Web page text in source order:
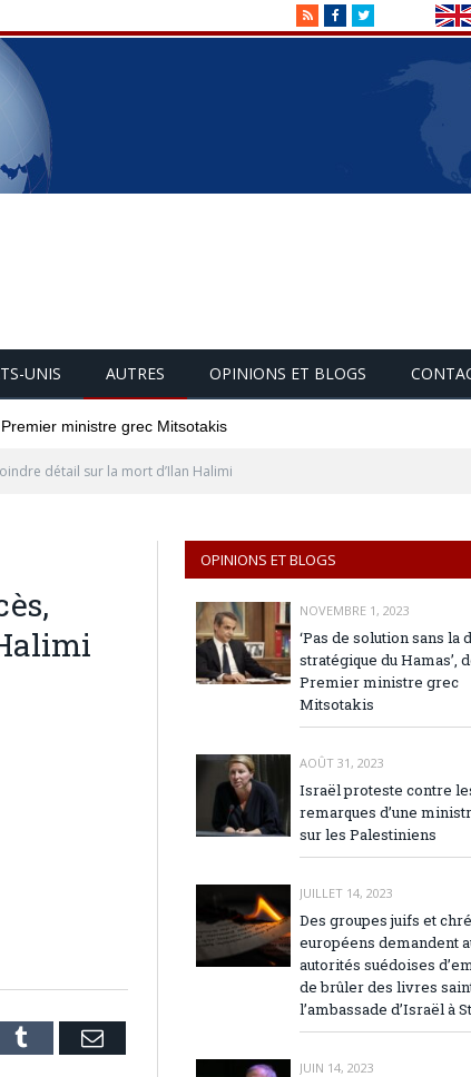
RSSFacebookTwitter
UNIS AUTRES OPINIONS ET BLOGS
ministre grec Mitsotakis
détail sur la mort d’Ilan Halimi
Tumblr Email
OPINIONS ET BLOGS
NOVEMBRE 1, 2023
‘Pas de solution sans la
stratégique du Hamas’,
Premier ministre grec
Mitsotakis
AOÛT 31, 2023
Israël proteste contre
remarques d’une
sur les Palestiniens
JUILLET 14, 2023
Des groupes juifs et
européens demandent
autorités suédoises
de brûler des livres
l’ambassade d’Israël à
JUIN 14, 2023